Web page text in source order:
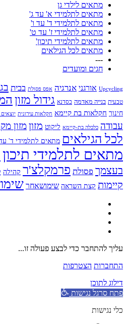
מתאים לילדי גן
מתאים לתלמידי א' עד ג'
מתאים לתלמידי ד' עד ו'
מתאים לתלמידי ז' עד ט'
מתאים לתלמידי תיכון'
מתאים לכל הגילאים
---
חגים ומועדים
Upcycling אורגני אנרגיה אפס פסולת בבית
טבעית בנייה מאדמה בסדנא גידול מזון
חינוך חקלאות בת קיימא חקלאות עירונית
עבודה כלכלה בת-קיימא ליקוט מזוןמזון
לכל הגילאים מתאים לתלמידי ד'
מתאים לתלמידי תיכון
בעצמך פסולת פרמקלצ'ר קהילה
קיימות קצת השראה שימושאחר
עליך להתחבר כדי לבצע פעולה זו...
התחברות הצטרפות
דילוג לתוכן
פתח סרגל נגישות
כלי נגישות